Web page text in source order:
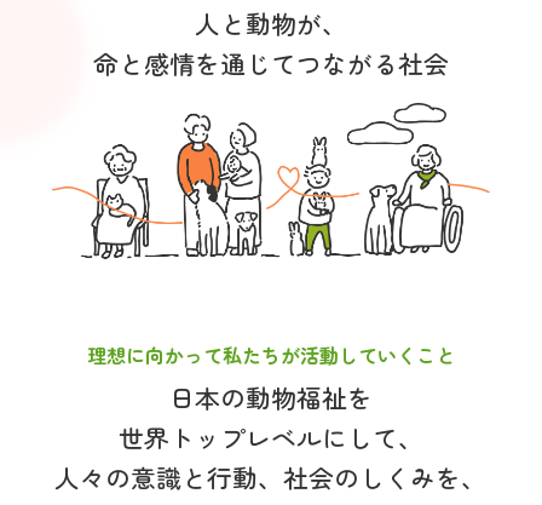
人と動物が、
命と感情を通じてつながる社会
理想に向かって私たちが活動していくこと
日本の動物福祉を
世界トップレベルにして、
人々の意識と行動、社会のしくみを、